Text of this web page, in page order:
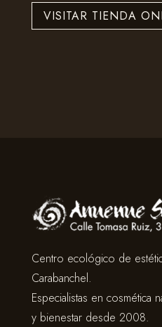
VISITAR TIENDA
Centro ecológico de
Carabanchel.
Especialistas en cosmética
y bienestar desde 2008.